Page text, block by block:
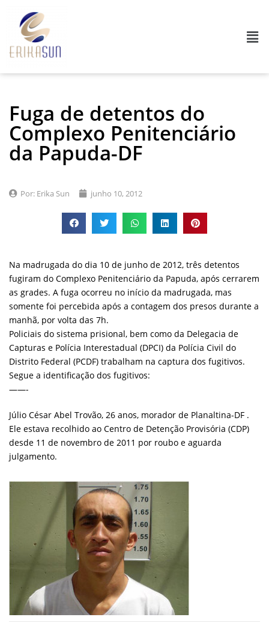
Fuga de detentos do
Complexo Penitenciário
da Papuda-DF
Por: Erika Sun junho 10, 2012
Na madrugada do dia 10 de junho de 2012, três detentos
fugiram do Complexo Penitenciário da Papuda, após cerrarem
as grades. A fuga ocorreu no início da madrugada, mas
somente foi percebida após a contagem dos presos durante a
manhã, por volta das 7h.
Policiais do sistema prisional, bem como da Delegacia de
Capturas e Polícia Interestadual (DPCI) da Polícia Civil do
Distrito Federal (PCDF) trabalham na captura dos fugitivos.
Segue a identificação dos fugitivos:
——-
Júlio César Abel Trovão, 26 anos, morador de Planaltina-DF .
Ele estava recolhido ao Centro de Detenção Provisória (CDP)
desde 11 de novembro de 2011 por roubo e aguarda
julgamento.